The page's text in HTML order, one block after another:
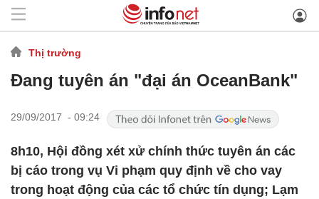
Thị trường
Đang tuyên án "đại án OceanBank"
29/09/2017 - 09:24
8h10, Hội đồng xét xử chính thức tuyên án các
bị cáo trong vụ Vi phạm quy định về cho vay
trong hoạt động của các tổ chức tín dụng; Lạm